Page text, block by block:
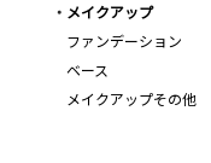
メイクアップ
ファンデーション
ベース
メイクアップその他